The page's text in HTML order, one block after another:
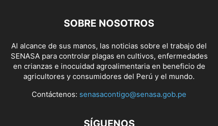
SOBRE NOSOTROS
Al alcance de sus manos, las noticias sobre el trabajo del
SENASA para controlar plagas en cultivos, enfermedades
en crianzas e inocuidad agroalimentaria en beneficio de
agricultores y consumidores del Perú y el mundo.
Contáctenos: senasacontigo@senasa.gob.pe